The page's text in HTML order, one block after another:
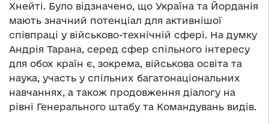
Хнейті. Було відзначено, що Україна та Йорданія
мають значний потенціал для активнішої
співпраці у військово-технічній сфері. На думку
Андрія Тарана, серед сфер спільного інтересу
для обох країн є, зокрема, військова освіта та
наука, участь у спільних багатонаціональних
навчаннях, а також продовження діалогу на
рівні Генерального штабу та Командувань видів.